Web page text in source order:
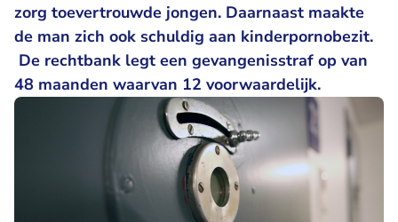
zorg toevertrouwde jongen. Daarnaast maakte
de man zich ook schuldig aan kinderpornobezit.
De rechtbank legt een gevangenisstraf op van
48 maanden waarvan 12 voorwaardelijk.